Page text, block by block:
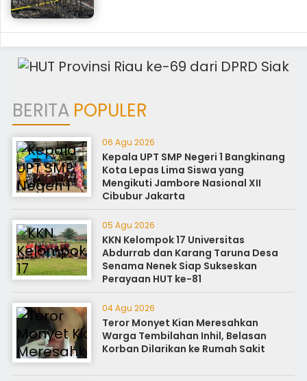
BERITA POPULER
06 Agu 2026
Kepala UPT SMP Negeri 1 Bangkinang
Kota Lepas Lima Siswa yang
Mengikuti Jambore Nasional XII
Cibubur Jakarta
05 Agu 2026
KKN Kelompok 17 Universitas
Abdurrab dan Karang Taruna Desa
Senama Nenek Siap Sukseskan
Perayaan HUT ke-81
04 Agu 2026
Teror Monyet Kian Meresahkan
Warga Tembilahan Inhil, Belasan
Korban Dilarikan ke Rumah Sakit